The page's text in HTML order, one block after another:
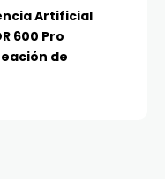
Artificial
600 Pro
de